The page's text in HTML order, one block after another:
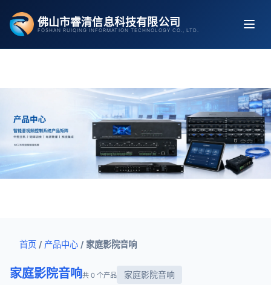
容
佛山市睿清信息科技有限公司
FOSHAN RUIQING INFORMATION TECHNOLOGY CO., LTD.
首页 / 产品中心 / 家庭影院音响
家庭影院音响共 0 个产品 家庭影院音响